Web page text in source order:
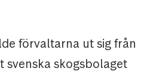
förvaltarna ut sig från
svenska skogsbolaget